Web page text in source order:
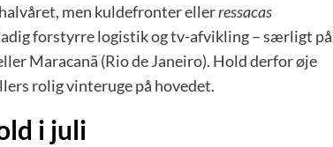
men kuldefronter ellerressacas
forstyrre logistik og tv-afvikling – særligt på
Maracanã (Rio de Janeiro). Hold derfor øje
rolig vinteruge på hovedet.
i juli